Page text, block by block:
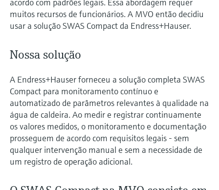
muitos recursos de funcionários. A MVO então decidiu
usar a solução SWAS Compact da Endress+Hauser.
Nossa solução
A Endress+Hauser forneceu a solução completa SWAS
Compact para monitoramento contínuo e
automatizado de parâmetros relevantes à qualidade na
água de caldeira. Ao medir e registrar continuamente
os valores medidos, o monitoramento e documentação
prosseguem de acordo com requisitos legais - sem
qualquer intervenção manual e sem a necessidade de
um registro de operação adicional.